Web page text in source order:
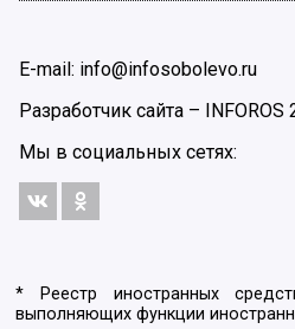
E-mail: info@infosobolevo.ru
Разработчик сайта – INFOROS
Мы в социальных сетях:
* Реестр иностранных
выполняющих функции